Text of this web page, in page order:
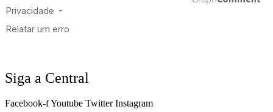
Siga a Central
Facebook-fYoutube Twitter Instagram